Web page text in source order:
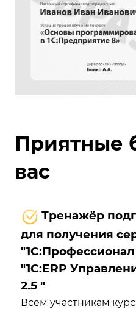
Приятные
вас
Тренажёр
для получения
"1С:ERP
2.5 "
Всем участникам